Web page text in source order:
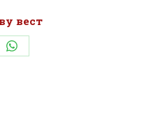
вест
Share